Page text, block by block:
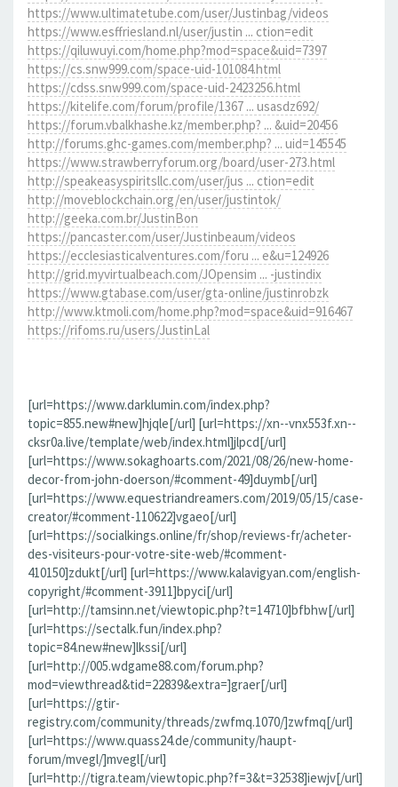
https://www.ultimatetube.com/user/Justinbag/videos
https://www.esffriesland.nl/user/justin ... ction=edit
https://qiluwuyi.com/home.php?mod=space&uid=7397
https://cs.snw999.com/space-uid-101084.html
https://cdss.snw999.com/space-uid-2423256.html
https://kitelife.com/forum/profile/1367 ... usasdz692/
https://forum.vbalkhashe.kz/member.php? ... &uid=20456
http://forums.ghc-games.com/member.php? ... uid=145545
https://www.strawberryforum.org/board/user-273.html
http://speakeasyspiritsllc.com/user/jus ... ction=edit
http://moveblockchain.org/en/user/justintok/
http://geeka.com.br/JustinBon
https://pancaster.com/user/Justinbeaum/videos
https://ecclesiasticalventures.com/foru ... e&u=124926
http://grid.myvirtualbeach.com/JOpensim ... -justindix
https://www.gtabase.com/user/gta-online/justinrobzk
http://www.ktmoli.com/home.php?mod=space&uid=916467
https://rifoms.ru/users/JustinLal
[url=https://www.darklumin.com/index.php?
topic=855.new#new]hjqle[/url] [url=https://xn--vnx553f.xn--
cksr0a.live/template/web/index.html]jlpcd[/url]
[url=https://www.sokaghoarts.com/2021/08/26/new-home-
decor-from-john-doerson/#comment-49]duymb[/url]
[url=https://www.equestriandreamers.com/2019/05/15/case-
creator/#comment-110622]vgaeo[/url]
[url=https://socialkings.online/fr/shop/reviews-fr/acheter-
des-visiteurs-pour-votre-site-web/#comment-
410150]zdukt[/url] [url=https://www.kalavigyan.com/english-
copyright/#comment-3911]bpyci[/url]
[url=http://tamsinn.net/viewtopic.php?t=14710]bfbhw[/url]
[url=https://sectalk.fun/index.php?
topic=84.new#new]lkssi[/url]
[url=http://005.wdgame88.com/forum.php?
mod=viewthread&tid=22839&extra=]graer[/url]
[url=https://gtir-
registry.com/community/threads/zwfmq.1070/]zwfmq[/url]
[url=https://www.quass24.de/community/haupt-
forum/mvegl/]mvegl[/url]
[url=http://tigra.team/viewtopic.php?f=3&t=32538]iewjv[/url]